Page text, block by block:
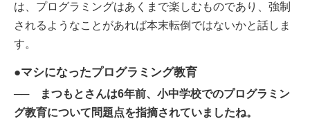
は、プログラミングはあくまで楽しむものであり、強制
されるようなことがあれば本末転倒ではないかと話しま
す。
●マシになったプログラミング教育
── まつもとさんは6年前、小中学校でのプログラミン
グ教育について問題点を指摘されていましたね。